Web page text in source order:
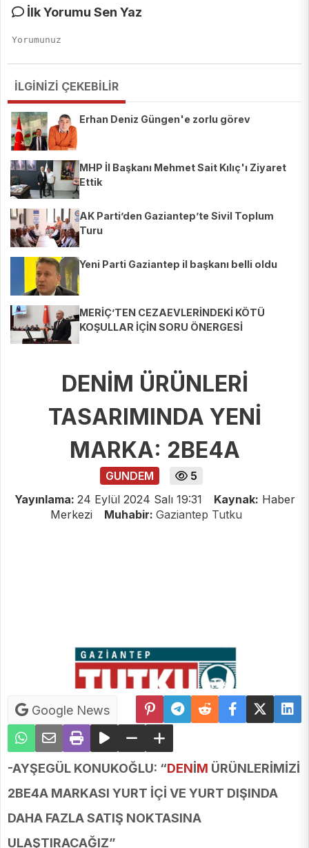
İlk Yorumu Sen Yaz
İLGİNİZİ ÇEKEBİLİR
Erhan Deniz Güngen'e zorlu görev
MHP İl Başkanı Mehmet Sait Kılıç'ı Ziyaret
Ettik
AK Parti’den Gaziantep’te Sivil Toplum
Turu
Yeni Parti Gaziantep il başkanı belli oldu
MERİÇ’TEN CEZAEVLERİNDEKİ KÖTÜ
KOŞULLAR İÇİN SORU ÖNERGESİ
DENİM ÜRÜNLERİ
TASARIMINDA YENİ
MARKA: 2BE4A
GUNDEM
5
Yayınlama: 24 Eylül 2024 Salı 19:31 Kaynak: Haber
Merkezi
Muhabir: Gaziantep Tutku
Google News
-AYŞEGÜL KONUKOĞLU: “DENİM ÜRÜNLERİMİZİ
2BE4A MARKASI YURT İÇİ VE YURT DIŞINDA
DAHA FAZLA SATIŞ NOKTASINA
ULAŞTIRACAĞIZ”